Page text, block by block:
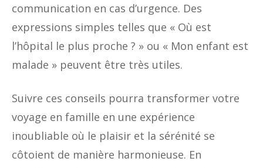
communication en cas d’urgence. Des
expressions simples telles que « Où est
l’hôpital le plus proche ? » ou « Mon enfant est
malade » peuvent être très utiles.
Suivre ces conseils pourra transformer votre
voyage en famille en une expérience
inoubliable où le plaisir et la sérénité se
côtoient de manière harmonieuse. En